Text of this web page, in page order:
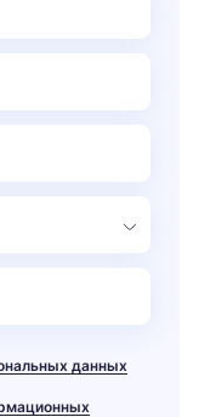
данных